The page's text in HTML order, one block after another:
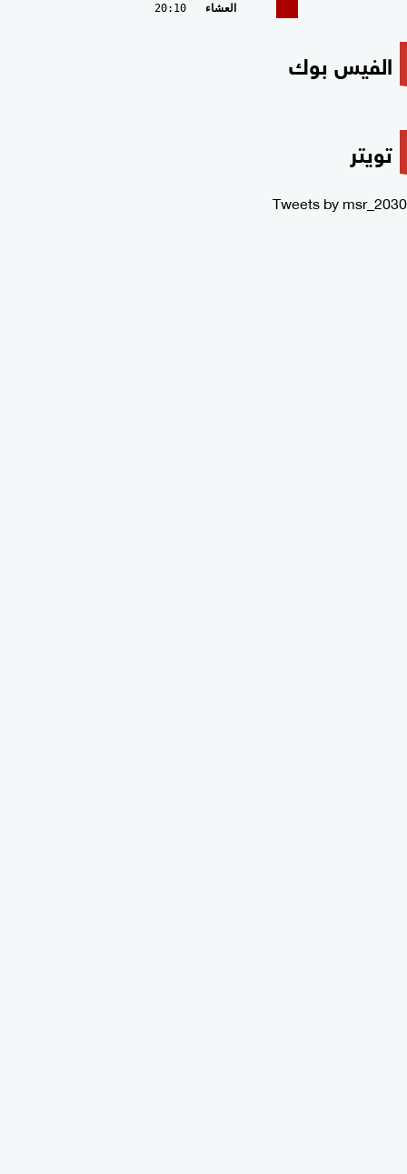
العشاء
20:10
الفيس بوك
تويتر
Tweets by msr_2030